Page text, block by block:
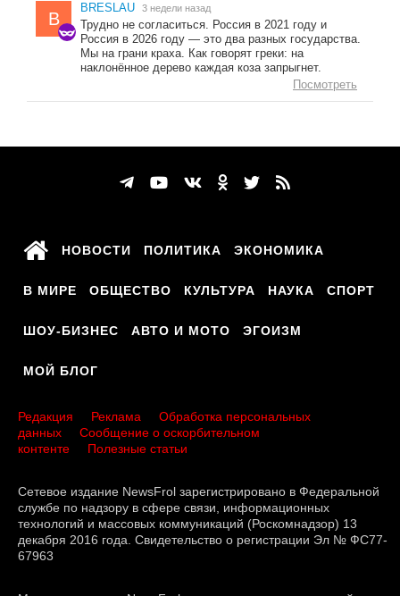
B
BRESLAU 3 недели назад
Трудно не согласиться. Россия в 2021 году и
Россия в 2026 году — это два разных государства.
Мы на грани краха. Как говорят греки: на
наклонённое дерево каждая коза запрыгнет.
Посмотреть
НОВОСТИ ПОЛИТИКА ЭКОНОМИКА
В МИРЕ ОБЩЕСТВО КУЛЬТУРА НАУКА СПОРТ
ШОУ-БИЗНЕС АВТО И МОТО ЭГОИЗМ
МОЙ БЛОГ
Редакция Реклама
Обработка персональных
данных
Сообщение о оскорбительном
контенте
Полезные статьи
Сетевое издание NewsFrol зарегистрировано в Федеральной
службе по надзору в сфере связи, информационных
технологий и массовых коммуникаций (Роскомнадзор) 13
декабря 2016 года. Свидетельство о регистрации Эл № ФС77-
67963